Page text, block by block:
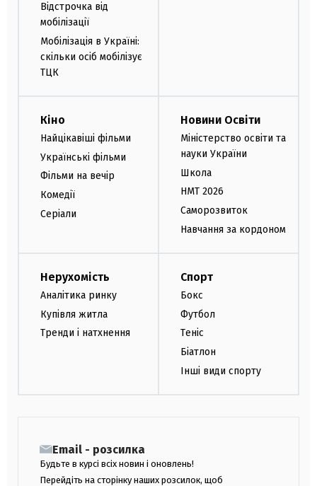
Відстрочка від
мобілізації
Мобілізація в Україні:
скільки осіб мобілізує
ТЦК
Кіно
Найцікавіші фільми
Українські фільми
Фільми на вечір
Комедії
Серіали
Новини Освіти
Міністерство освіти та
науки України
Школа
НМТ 2026
Саморозвиток
Навчання за кордоном
Нерухомість
Аналітика ринку
Купівля житла
Тренди і натхнення
Спорт
Бокс
Футбол
Теніс
Біатлон
Інші види спорту
Email - розсилка
Будьте в курсі всіх новин і оновлень!
Перейдіть на сторінку наших розсилок, щоб